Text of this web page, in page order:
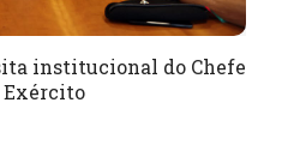
institucional do Chefe
Exército